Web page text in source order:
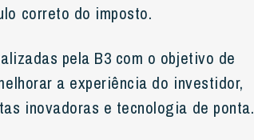
correto do imposto.
pela B3 com o objetivo de
a experiência do investidor,
inovadoras e tecnologia de ponta.